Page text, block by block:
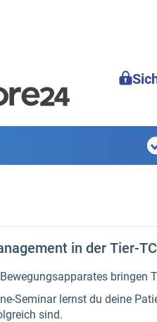
in der Tier-
bringen
Seminar lernst du deine
sind.